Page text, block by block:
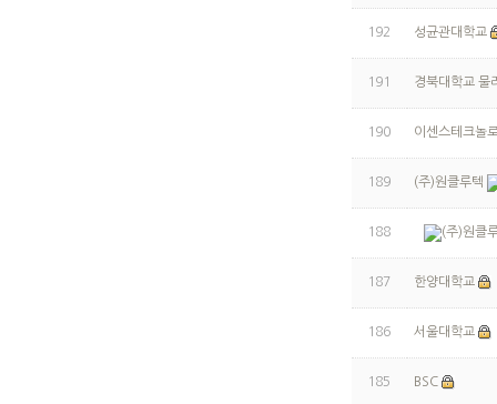
192 성균관대학교
191 경북대학교 물
190 이센스테크놀
189 (주)원클루텍
188 (주)원클
187 한양대학교
186 서울대학교
185 BSC